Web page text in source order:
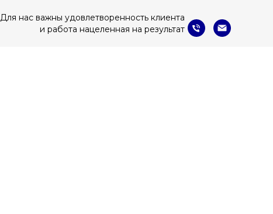
Для нас важны удовлетворенность клиента
и работа нацеленная на результат